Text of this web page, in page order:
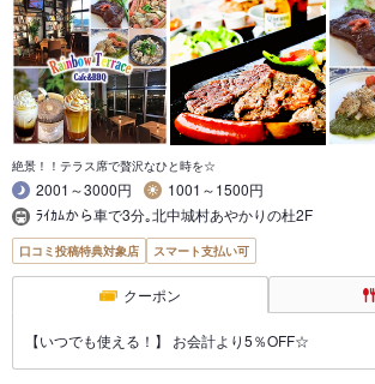
絶景！！テラス席で贅沢なひと時を☆
2001～3000円
1001～1500円
ﾗｲｶﾑから車で3分｡北中城村あやかりの杜2F
口コミ投稿特典対象店 スマート支払い可
クーポン
【いつでも使える！】 お会計より5％OFF☆